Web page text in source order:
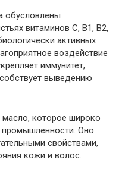
обусловлены
витаминов С, В1, В2,
активных
воздействие
иммунитет,
выведению
которое широко
промышленности. Оно
свойствами,
кожи и волос.